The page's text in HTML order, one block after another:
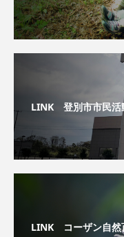
LINK 登別市市民活
LINK コーザン自然